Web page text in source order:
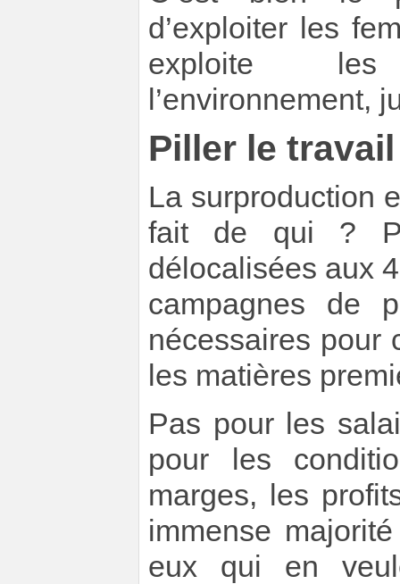
d’exploiter les
exploite les
l’environnement,
Piller le
La surproduction
fait de qui ?
délocalisées aux
campagnes de
nécessaires pour
les matières
Pas pour les
pour les
marges, les
immense
eux qui en